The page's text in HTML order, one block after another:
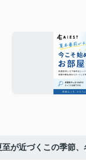
至が近づくこの季節